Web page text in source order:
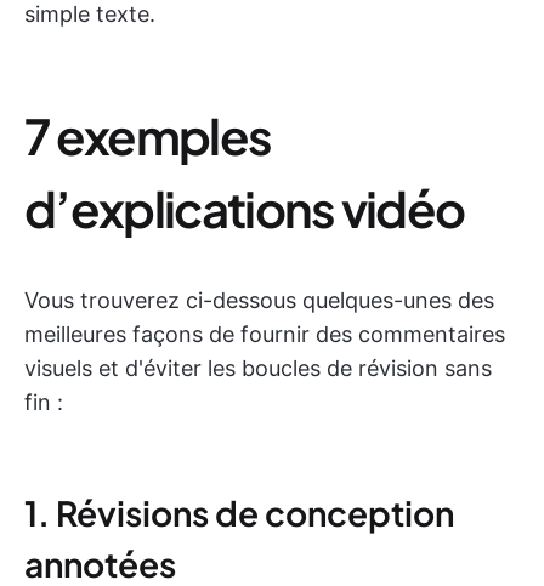
simple texte.
7 exemples
d’explications vidéo
Vous trouverez ci-dessous quelques-unes des
meilleures façons de fournir des commentaires
visuels et d'éviter les boucles de révision sans
fin :
1. Révisions de conception
annotées